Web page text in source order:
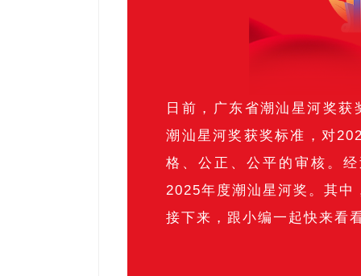
日前，广东省潮汕星河奖
潮汕星河奖获奖标准，对
格、公正、公平的审核。
2025年度潮汕星河奖。其
接下来，跟小编一起快来看